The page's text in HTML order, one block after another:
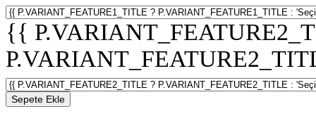
{{
Sepete Ekle